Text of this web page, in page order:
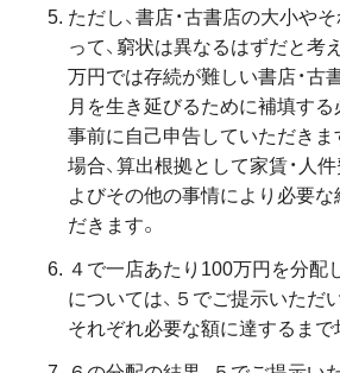
ただし、書店・古書店の大小や
って、窮状は異なるはずだと考
万円では存続が難しい書店・古
月を生き延びるために補填する
事前に自己申告していただきま
場合、算出根拠として家賃・人
よびその他の事情により必要
だきます。
４で一店あたり100万円を分配
については、５でご提示いただ
それぞれ必要な額に達するまで